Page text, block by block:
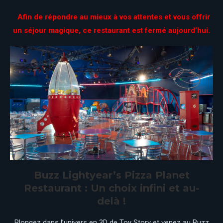
Afin de répondre au mieux à vos attentes et vous offrir
un séjour magique, ce restaurant est fermé aujourd’hui.
Buzz Lightyear’s Pizza Planet
Restaurant : Un choix infini et au-
delà !